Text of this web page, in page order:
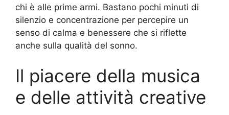
chi è alle prime armi. Bastano pochi minuti di
silenzio e concentrazione per percepire un
senso di calma e benessere che si riflette
anche sulla qualità del sonno.
Il piacere della musica
e delle attività creative